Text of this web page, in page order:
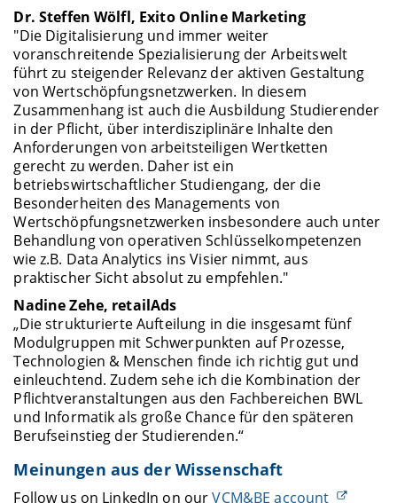
Dr. Steffen Wölfl, Exito Online Marketing
"Die Digitalisierung und immer weiter
voranschreitende Spezialisierung der Arbeitswelt
führt zu steigender Relevanz der aktiven Gestaltung
von Wertschöpfungsnetzwerken. In diesem
Zusammenhang ist auch die Ausbildung Studierender
in der Pflicht, über interdisziplinäre Inhalte den
Anforderungen von arbeitsteiligen Wertketten
gerecht zu werden. Daher ist ein
betriebswirtschaftlicher Studiengang, der die
Besonderheiten des Managements von
Wertschöpfungsnetzwerken insbesondere auch unter
Behandlung von operativen Schlüsselkompetenzen
wie z.B. Data Analytics ins Visier nimmt, aus
praktischer Sicht absolut zu empfehlen."
Nadine Zehe, retailAds
„Die strukturierte Aufteilung in die insgesamt fünf
Modulgruppen mit Schwerpunkten auf Prozesse,
Technologien & Menschen finde ich richtig gut und
einleuchtend. Zudem sehe ich die Kombination der
Pflichtveranstaltungen aus den Fachbereichen BWL
und Informatik als große Chance für den späteren
Berufseinstieg der Studierenden.“
Meinungen aus der Wissenschaft
Follow us on LinkedIn on ourVCM&BE account